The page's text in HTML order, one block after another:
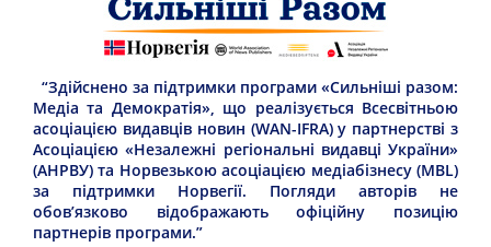
“Здійснено за підтримки програми «Сильніші разом:
Медіа та Демократія», що реалізується Всесвітньою
асоціацією видавців новин (WAN-IFRA) у партнерстві з
Асоціацією «Незалежні регіональні видавці України»
(АНРВУ) та Норвезькою асоціацією медіабізнесу (MBL)
за підтримки Норвегії. Погляди авторів не
обов’язково відображають офіційну позицію
партнерів програми.”